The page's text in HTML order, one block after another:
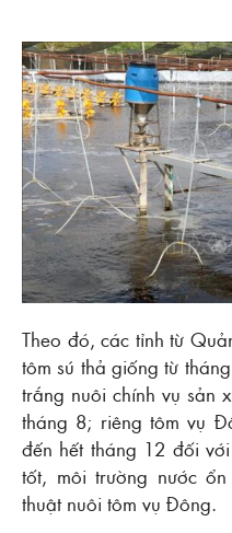
Theo đó, các tỉnh từ
tôm sú thả giống từ
trắng nuôi chính vụ sản
tháng 8; riêng tôm vụ
đến hết tháng 12 đối
tốt, môi trường nước
thuật nuôi tôm vụ Đông.